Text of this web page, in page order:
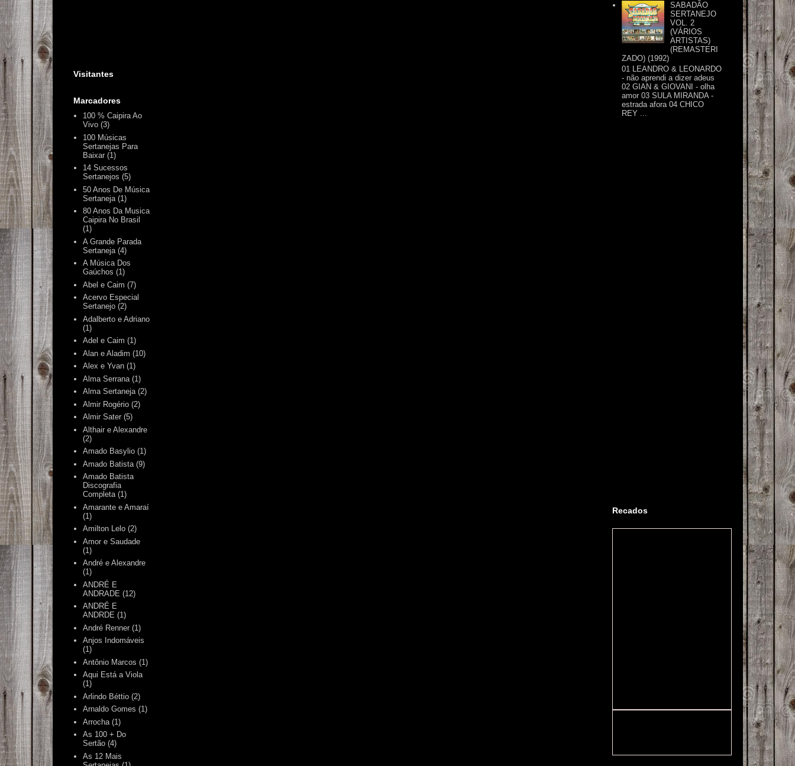
Visitantes
Marcadores
100 % Caipira Ao
Vivo (3)
100 Músicas
Sertanejas Para
Baixar (1)
14 Sucessos
Sertanejos (5)
50 Anos De Música
Sertaneja (1)
80 Anos Da Musica
Caipira No Brasil
(1)
A Grande Parada
Sertaneja (4)
A Música Dos
Gaúchos (1)
Abel e Caim (7)
Acervo Especial
Sertanejo (2)
Adalberto e Adriano
(1)
Adel e Caim (1)
Alan e Aladim (10)
Alex e Yvan (1)
Alma Serrana (1)
Alma Sertaneja (2)
Almir Rogério (2)
Almir Sater (5)
Althair e Alexandre
(2)
Amado Basylio (1)
Amado Batista (9)
Amado Batista
Discografia
Completa (1)
Amarante e Amaraí
(1)
Amilton Lelo (2)
Amor e Saudade
(1)
André e Alexandre
(1)
ANDRÉ E
ANDRADE (12)
ANDRÉ E
ANDRDE (1)
André Renner (1)
Anjos Indomáveis
(1)
Antônio Marcos (1)
Aqui Está a Viola
(1)
Arlindo Béttio (2)
Arnaldo Gomes (1)
Arrocha (1)
As 100 + Do
Sertão (4)
As 12 Mais
SABADÃO
SERTANEJO
VOL. 2
(VÁRIOS
ARTISTAS)
(REMASTERI
ZADO) (1992)
01 LEANDRO & LEONARDO
- não aprendi a dizer adeus
02 GIAN & GIOVANI - olha
amor 03 SULA MIRANDA -
estrada afora 04 CHICO
REY ...
Recados